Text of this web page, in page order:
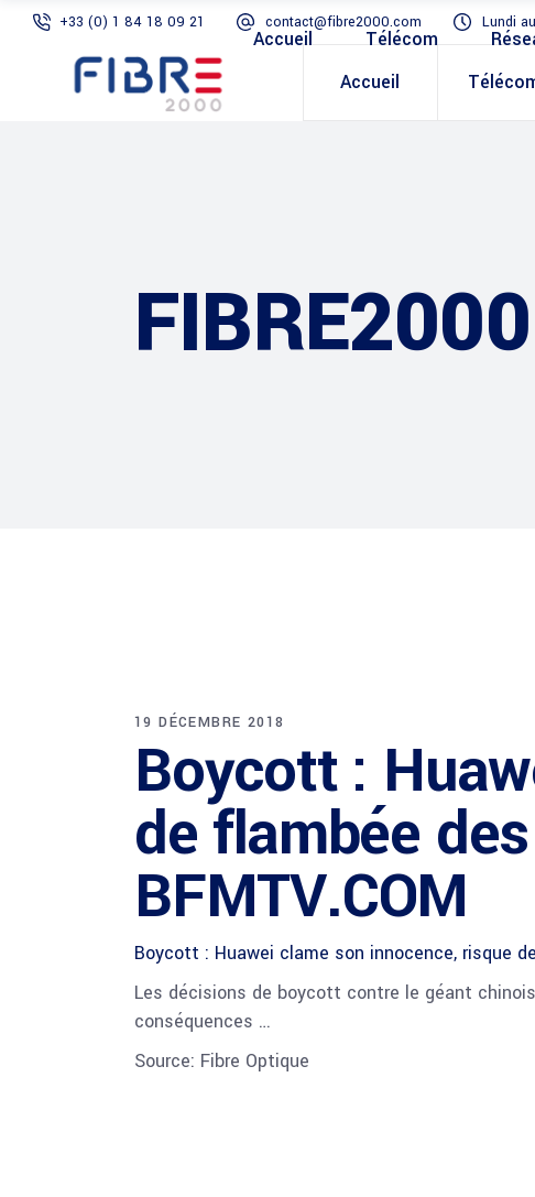
+33 (0) 1 84 18 09 21 contact@fibre2000.com Lundi
Accueil
Accueil Télécom
FIBRE2000
19 DÉCEMBRE 2018
Boycott :
de flambée
BFMTV.COM
Boycott : Huawei clame son innocence, risque
Les décisions de boycott contre le géant
conséquences …
Source: Fibre Optique